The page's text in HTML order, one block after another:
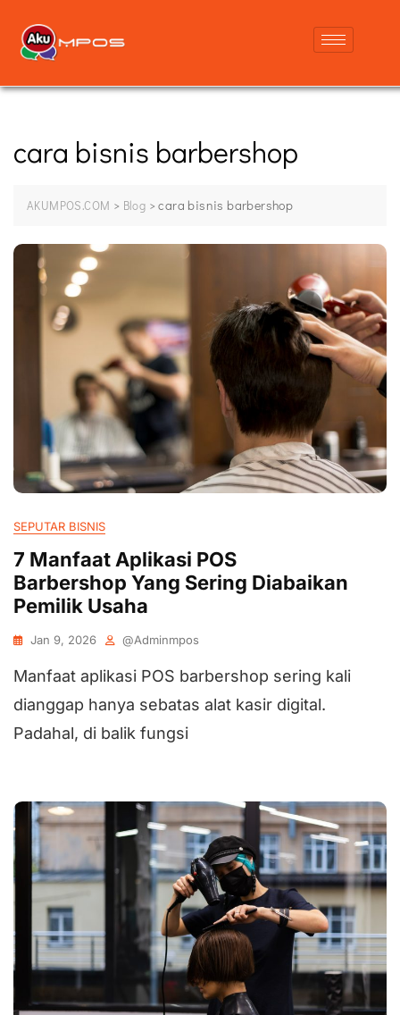
cara bisnis barbershop
AKUMPOS.COM > Blog >cara bisnis barbershop
SEPUTAR BISNIS
7 Manfaat Aplikasi POS
Barbershop Yang Sering Diabaikan
Pemilik Usaha
Jan 9, 2026 @adminmpos
Manfaat aplikasi POS barbershop sering kali
dianggap hanya sebatas alat kasir digital.
Padahal, di balik fungsi